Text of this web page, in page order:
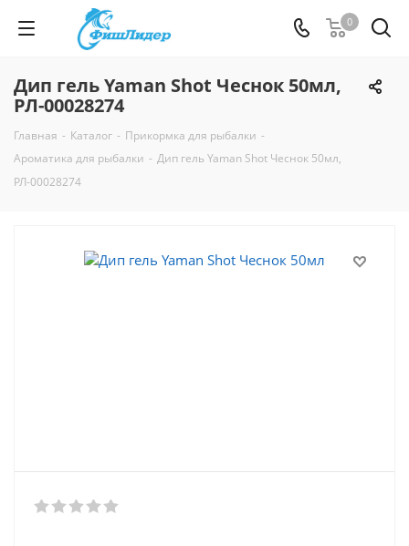
0
Дип гель Yaman Shot Чеснок 50мл,
РЛ-00028274
Главная - Каталог - Прикормка для рыбалки -
Ароматика для рыбалки - Дип гель Yaman Shot Чеснок 50мл,
РЛ-00028274